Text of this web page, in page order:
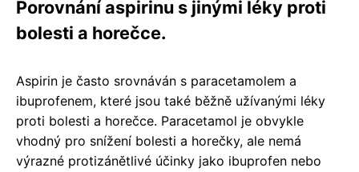
Porovnání aspirinu s jinými léky proti
bolesti a horečce.
Aspirin je často srovnáván s paracetamolem a
ibuprofenem, které jsou také běžně užívanými léky
proti bolesti a horečce. Paracetamol je obvykle
vhodný pro snížení bolesti a horečky, ale nemá
výrazné protizánětlivé účinky jako ibuprofen nebo